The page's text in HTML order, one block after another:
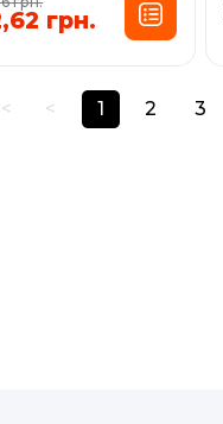
грн.
< 1 2 3